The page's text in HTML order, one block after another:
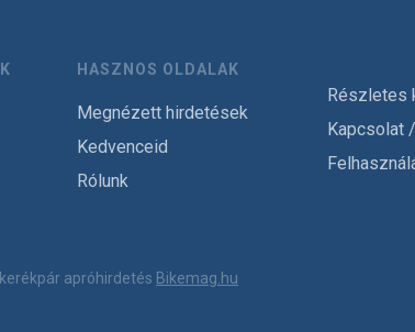
HASZNOS OLDALAK
Megnézett hirdetések
Kedvenceid
Rólunk
Részletes
Kapcsolat
apróhirdetés Bikemag.hu